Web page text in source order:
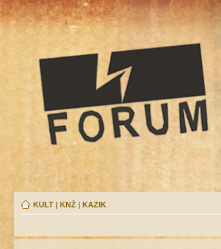
KULT | KNŻ | KAZIK